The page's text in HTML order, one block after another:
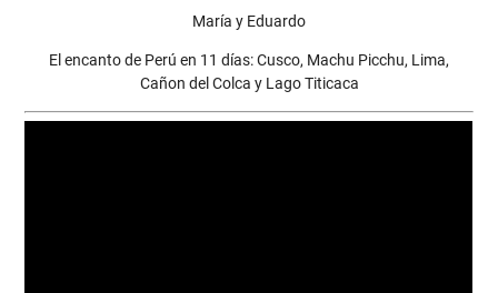
María y Eduardo
El encanto de Perú en 11 días: Cusco, Machu Picchu, Lima,
Cañon del Colca y Lago Titicaca